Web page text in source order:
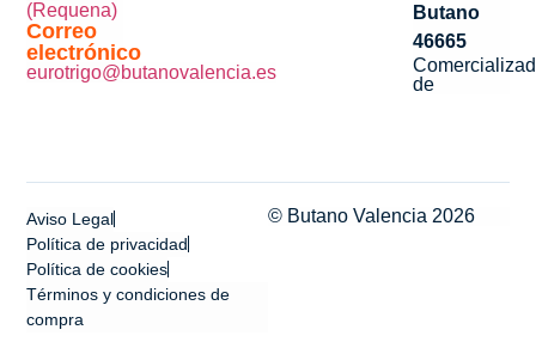
(Requena)
Correo
electrónico
eurotrigo@butanovalencia.es
Butano
46665
de
Aviso Legal
Política de privacidad
Política de cookies
Términos y condiciones de
compra
© Butano Valencia 2026